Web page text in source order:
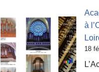
à
18